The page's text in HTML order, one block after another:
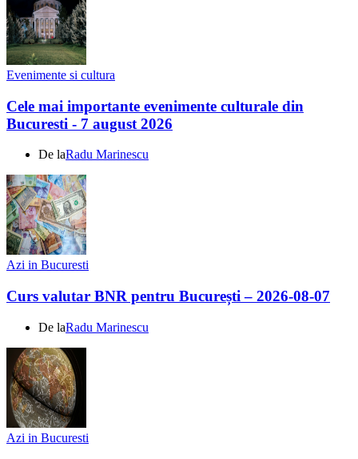
Evenimente si cultura
Cele mai importante evenimente culturale din
Bucuresti - 7 august 2026
De laRadu Marinescu
Azi in Bucuresti
Curs valutar BNR pentru București – 2026-08-07
De laRadu Marinescu
Azi in Bucuresti